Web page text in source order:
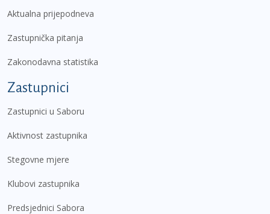
Aktualna prijepodneva
Zastupnička pitanja
Zakonodavna statistika
Zastupnici
Zastupnici u Saboru
Aktivnost zastupnika
Stegovne mjere
Klubovi zastupnika
Predsjednici Sabora